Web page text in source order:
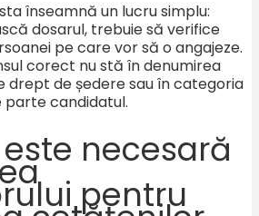
înseamnă un lucru simplu:
dosarul, trebuie să verifice
pe care vor să o angajeze.
corect nu stă în denumirea
drept de ședere sau în categoria
parte candidatul.
necesară
pentru